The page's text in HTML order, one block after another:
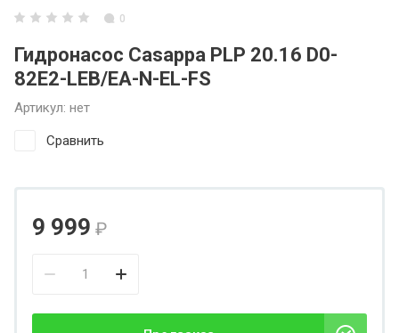
0
Гидронасос Casappa PLP 20.16 D0-
82E2-LEB/EA-N-EL-FS
Артикул: нет
Сравнить
9 999 ₽